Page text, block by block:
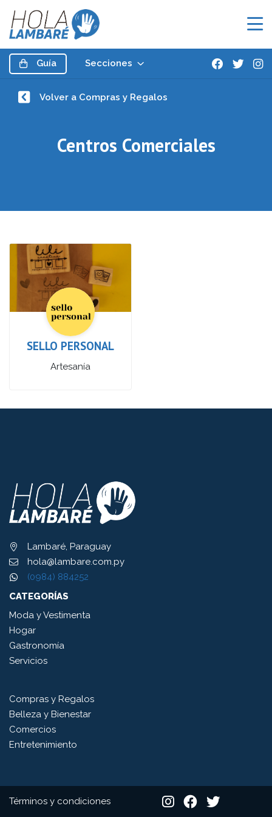
Guía Secciones
Volver a Compras y Regalos
Centros Comerciales
SELLO PERSONAL
Artesanía
Lambaré, Paraguay
hola@lambare.com.py
(0984) 884252
CATEGORÍAS
Moda y Vestimenta
Hogar
Gastronomía
Servicios
Compras y Regalos
Belleza y Bienestar
Comercios
Entretenimiento
Términos y condiciones